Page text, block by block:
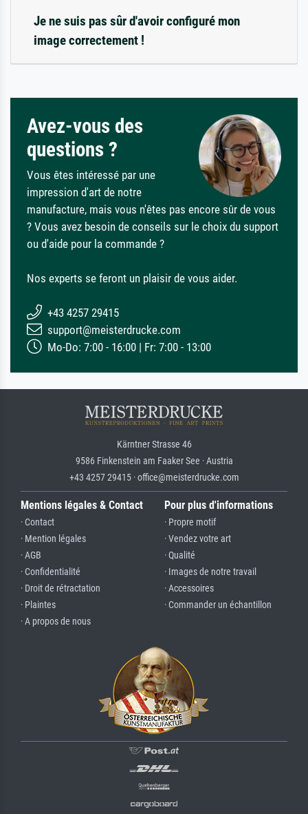
Je ne suis pas sûr d'avoir configuré mon
image correctement !
Avez-vous des
questions ?
Vous êtes intéressé par une
impression d'art de notre
manufacture, mais vous n'êtes pas encore sûr de vous
? Vous avez besoin de conseils sur le choix du support
ou d'aide pour la commande ?
Nos experts se feront un plaisir de vous aider.
+43 4257 29415
support@meisterdrucke.com
Mo-Do: 7:00 - 16:00 | Fr: 7:00 - 13:00
Kärntner Strasse 46
9586 Finkenstein am Faaker See · Austria
+43 4257 29415 · office@meisterdrucke.com
Mentions légales & Contact
· Contact
· Mention légales
· AGB
· Confidentialité
· Droit de rétractation
· Plaintes
· A propos de nous
Pour plus d'informations
· Propre motif
· Vendez votre art
· Qualité
· Images de notre travail
· Accessoires
· Commander un échantillon